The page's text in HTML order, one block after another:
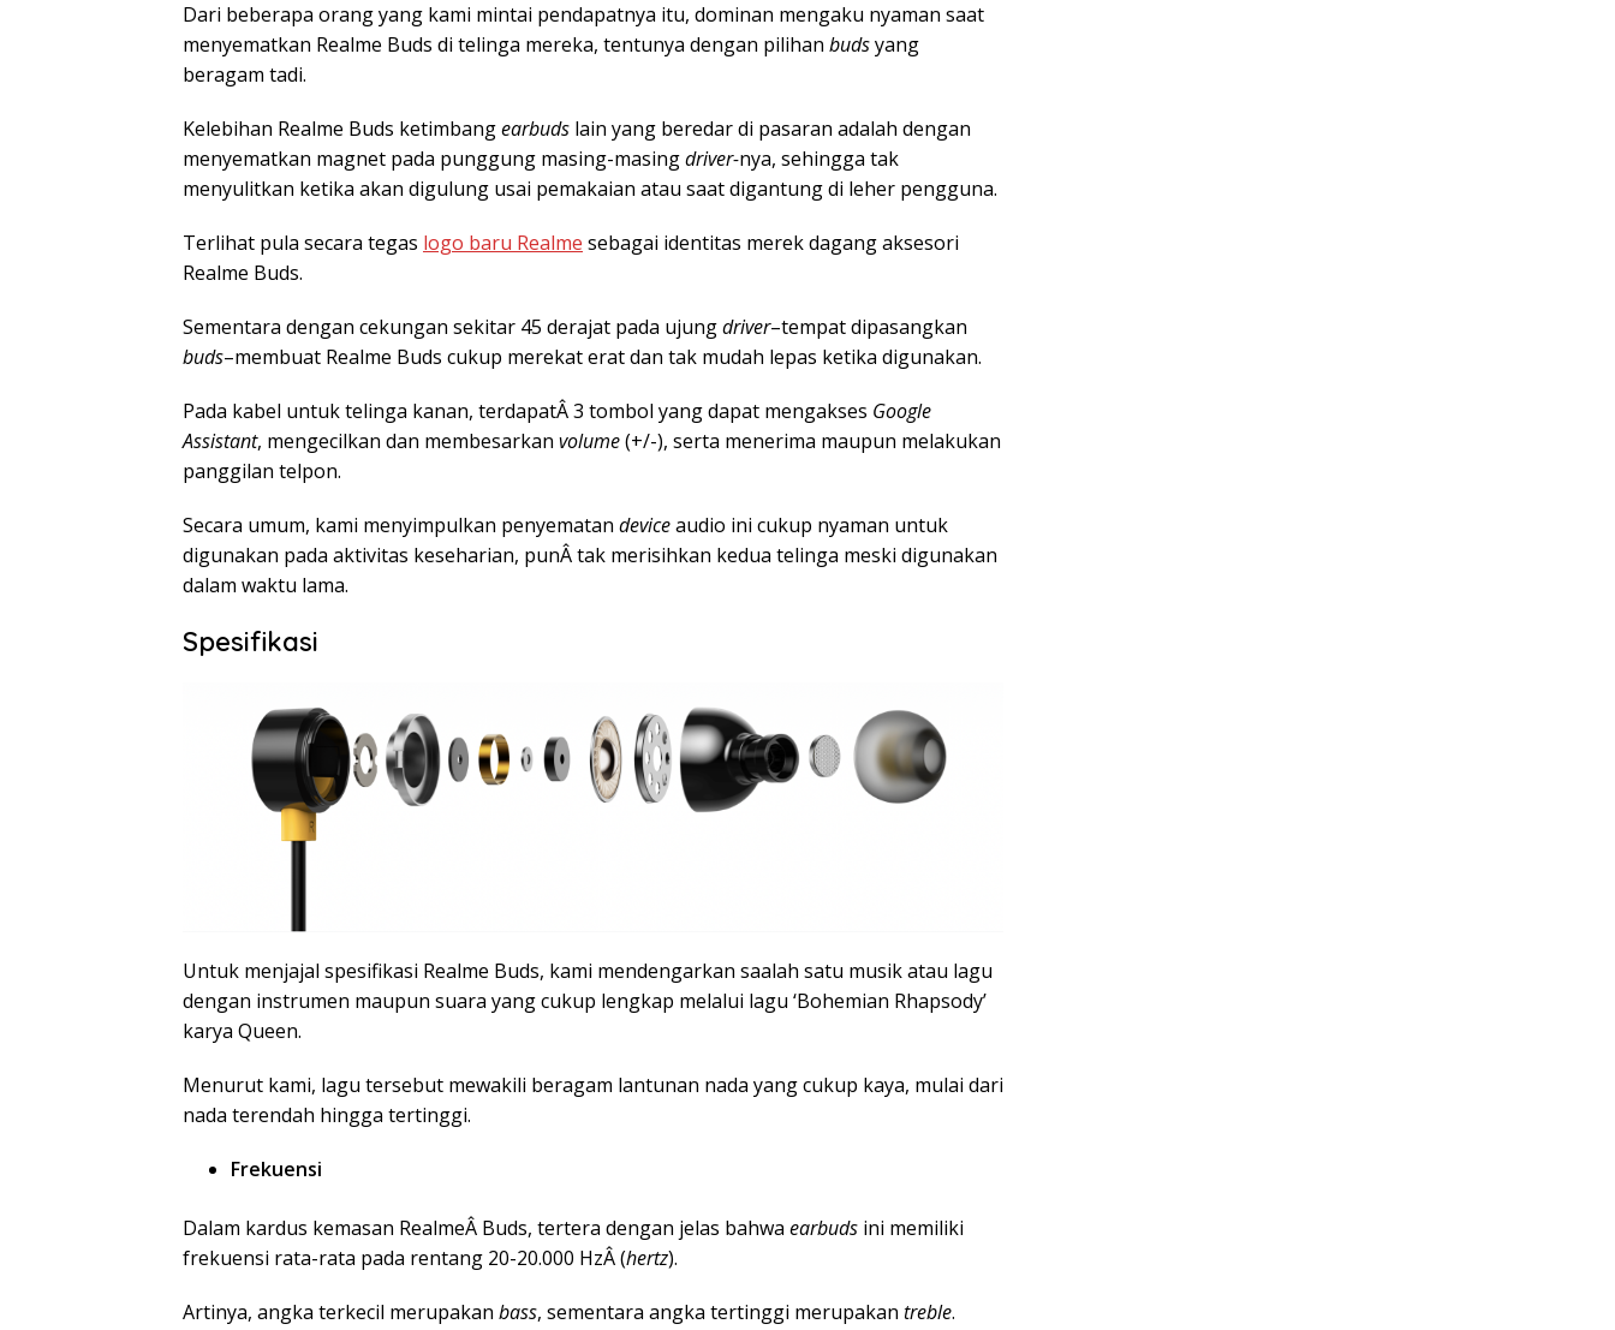
Dari beberapa orang yang kami mintai pendapatnya itu, dominan mengaku nyaman saat
menyematkan Realme Buds di telinga mereka, tentunya dengan pilihan budsyang
beragam tadi.
Kelebihan Realme Buds ketimbangearbuds lain yang beredar di pasaran adalah dengan
menyematkan magnet pada punggung masing-masingdriver-nya, sehingga tak
menyulitkan ketika akan digulung usai pemakaian atau saat digantung di leher pengguna.
Terlihat pula secara tegas logo baru Realme sebagai identitas merek dagang aksesori
Realme Buds.
Sementara dengan cekungan sekitar 45 derajat pada ujungdriver–tempat dipasangkan
buds–membuat Realme Buds cukup merekat erat dan tak mudah lepas ketika digunakan.
Pada kabel untuk telinga kanan, terdapatÂ 3 tombol yang dapat mengakses Google
Assistant, mengecilkan dan membesarkan volume(+/-), serta menerima maupun melakukan
panggilan telpon.
Secara umum, kami menyimpulkan penyematan deviceaudio ini cukup nyaman untuk
digunakan pada aktivitas keseharian, punÂ tak merisihkan kedua telinga meski digunakan
dalam waktu lama.
Spesifikasi
Untuk menjajal spesifikasi Realme Buds, kami mendengarkan saalah satu musik atau lagu
dengan instrumen maupun suara yang cukup lengkap melalui lagu ‘Bohemian Rhapsody’
karya Queen.
Menurut kami, lagu tersebut mewakili beragam lantunan nada yang cukup kaya, mulai dari
nada terendah hingga tertinggi.
Frekuensi
Dalam kardus kemasan RealmeÂ Buds, tertera dengan jelas bahwa earbuds ini memiliki
frekuensi rata-rata pada rentang 20-20.000 HzÂ (hertz).
Artinya, angka terkecil merupakan bass, sementara angka tertinggi merupakan treble.